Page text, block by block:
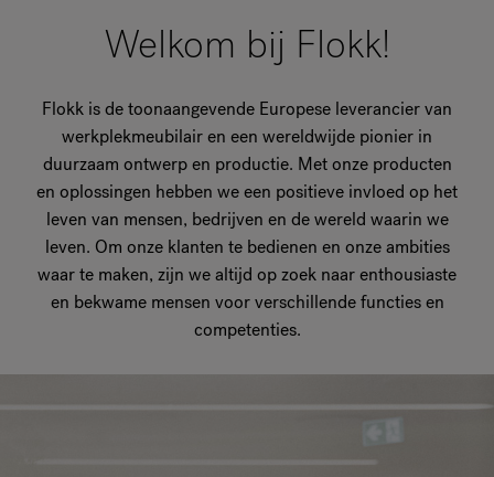
Welkom bij Flokk!
Flokk is de toonaangevende Europese leverancier van
werkplekmeubilair en een wereldwijde pionier in
duurzaam ontwerp en productie. Met onze producten
en oplossingen hebben we een positieve invloed op het
leven van mensen, bedrijven en de wereld waarin we
leven. Om onze klanten te bedienen en onze ambities
waar te maken, zijn we altijd op zoek naar enthousiaste
en bekwame mensen voor verschillende functies en
competenties.